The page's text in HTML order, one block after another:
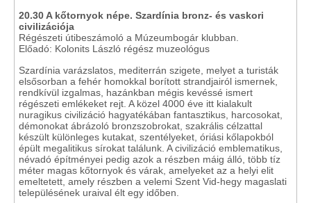
20.30 A kőtornyok népe. Szardínia bronz- és vaskori
civilizációja
Régészeti útibeszámoló a Múzeumbogár klubban.
Előadó: Kolonits László régész muzeológus
Szardínia varázslatos, mediterrán szigete, melyet a turisták
elsősorban a fehér homokkal borított strandjairól ismernek,
rendkívül izgalmas, hazánkban mégis kevéssé ismert
régészeti emlékeket rejt. A közel 4000 éve itt kialakult
nuragikus civilizáció hagyatékában fantasztikus, harcosokat,
démonokat ábrázoló bronzszobrokat, szakrális célzattal
készült különleges kutakat, szentélyeket, óriási kőlapokból
épült megalitikus sírokat találunk. A civilizáció emblematikus,
névadó építményei pedig azok a részben máig álló, több tíz
méter magas kőtornyok és várak, amelyeket az a helyi elit
emeltetett, amely részben a velemi Szent Vid-hegy magaslati
településének uraival élt egy időben.